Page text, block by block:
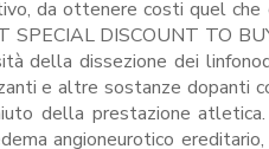
da ottenere costi quel
DISCOUNT TO
della dissezione dei
e altre sostanze dopanti
della prestazione
angioneurotico